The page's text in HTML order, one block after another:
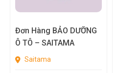
Đơn Hàng BẢO DƯỠNG
Ô TÔ – SAITAMA
Saitama